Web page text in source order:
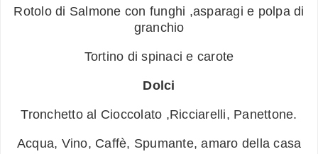
Rotolo di Salmone con funghi ,asparagi e polpa di
granchio
Tortino di spinaci e carote
Dolci
Tronchetto al Cioccolato ,Ricciarelli, Panettone.
Acqua, Vino, Caffè, Spumante, amaro della casa